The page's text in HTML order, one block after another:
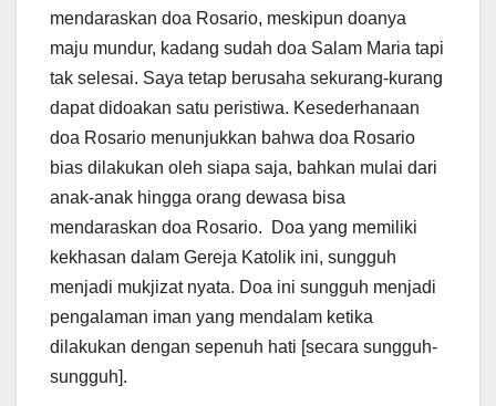
mendaraskan doa Rosario, meskipun doanya
maju mundur, kadang sudah doa Salam Maria tapi
tak selesai. Saya tetap berusaha sekurang-kurang
dapat didoakan satu peristiwa. Kesederhanaan
doa Rosario menunjukkan bahwa doa Rosario
bias dilakukan oleh siapa saja, bahkan mulai dari
anak-anak hingga orang dewasa bisa
mendaraskan doa Rosario. Doa yang memiliki
kekhasan dalam Gereja Katolik ini, sungguh
menjadi mukjizat nyata. Doa ini sungguh menjadi
pengalaman iman yang mendalam ketika
dilakukan dengan sepenuh hati [secara sungguh-
sungguh].